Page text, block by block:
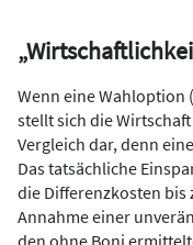
Wenn eine Wahloption
stellt sich die
Vergleich dar, denn
Das tatsächliche
die Differenzkosten bis
Annahme einer
den ohne Boni